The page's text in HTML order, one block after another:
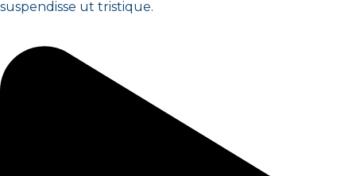
suspendisse ut tristique.